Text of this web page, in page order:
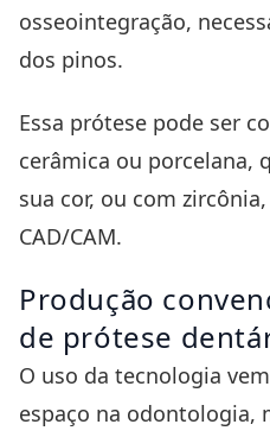
osseointegração,
dos pinos.
Essa prótese pode ser
cerâmica ou porcelana,
sua cor, ou com
CAD/CAM.
Produção
de prótese
O uso da tecnologia
espaço na odontologia,